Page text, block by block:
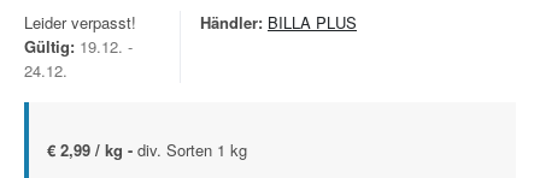
Leider verpasst!
Gültig: 19.12. -
24.12.
Händler: BILLA PLUS
€ 2,99 / kg - div. Sorten 1 kg